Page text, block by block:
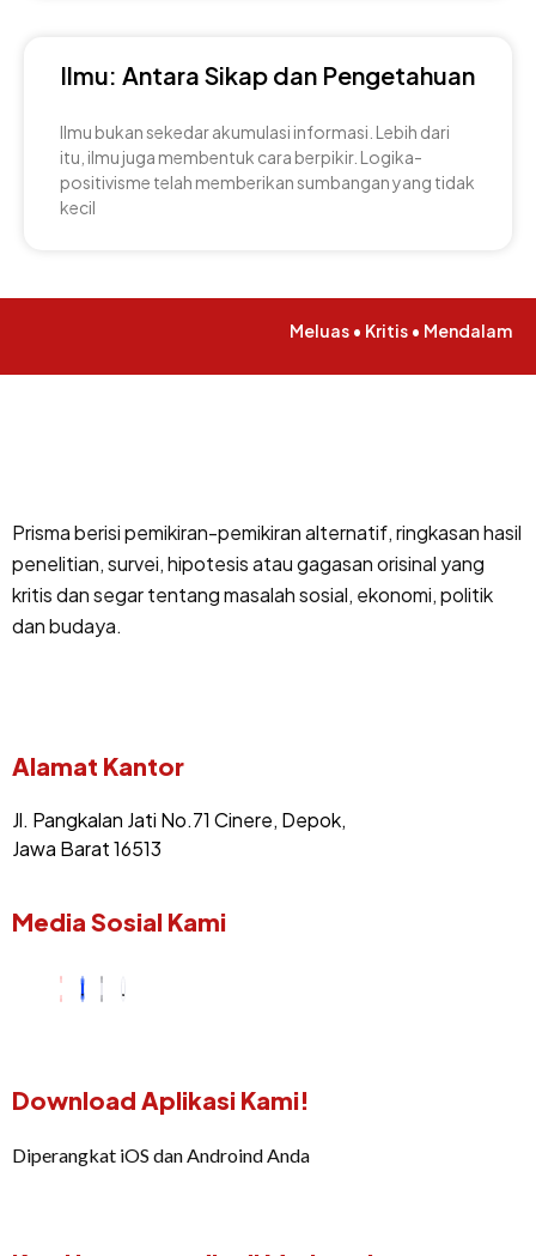
Ilmu: Antara Sikap dan Pengetahuan
Ilmu bukan sekedar akumulasi informasi. Lebih dari
itu, ilmu juga membentuk cara berpikir. Logika-
positivisme telah memberikan sumbangan yang tidak
kecil
Meluas • Kritis • Mendalam
Prisma berisi pemikiran-pemikiran alternatif, ringkasan hasil
penelitian, survei, hipotesis atau gagasan orisinal yang
kritis dan segar tentang masalah sosial, ekonomi, politik
dan budaya.
Alamat Kantor
Jl. Pangkalan Jati No.71 Cinere, Depok,
Jawa Barat 16513
Media Sosial Kami
Download Aplikasi Kami!
Diperangkat iOS dan Androind Anda